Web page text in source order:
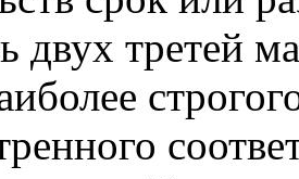
двух третей